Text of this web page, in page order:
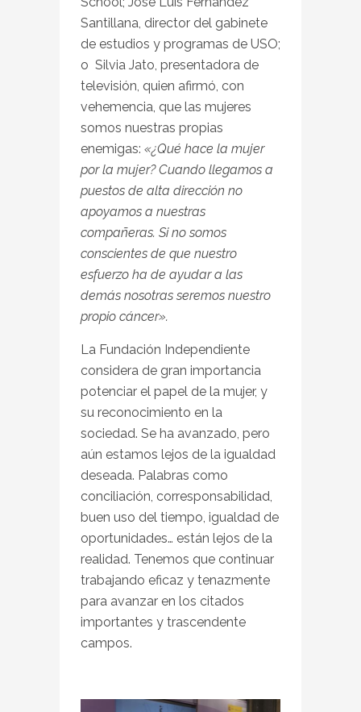
Santillana, director del gabinete
de estudios y programas de USO;
o Silvia Jato, presentadora de
televisión, quien afirmó, con
vehemencia, que las mujeres
somos nuestras propias
enemigas: «¿Qué hace la mujer
por la mujer? Cuando llegamos a
puestos de alta dirección no
apoyamos a nuestras
compañeras. Si no somos
conscientes de que nuestro
esfuerzo ha de ayudar a las
demás nosotras seremos nuestro
propio cáncer».
La Fundación Independiente
considera de gran importancia
potenciar el papel de la mujer, y
su reconocimiento en la
sociedad. Se ha avanzado, pero
aún estamos lejos de la igualdad
deseada. Palabras como
conciliación, corresponsabilidad,
buen uso del tiempo, igualdad de
oportunidades… están lejos de la
realidad. Tenemos que continuar
trabajando eficaz y tenazmente
para avanzar en los citados
importantes y trascendente
campos.